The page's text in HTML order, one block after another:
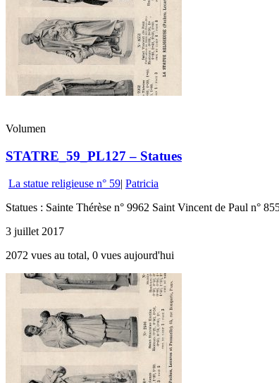
Volumen
STATRE_59_PL127 – Statues
La statue religieuse n° 59| Patricia
Statues : Sainte Thérèse n° 9962 Saint Vincent de Paul n°
3 juillet 2017
2072 vues au total, 0 vues aujourd'hui